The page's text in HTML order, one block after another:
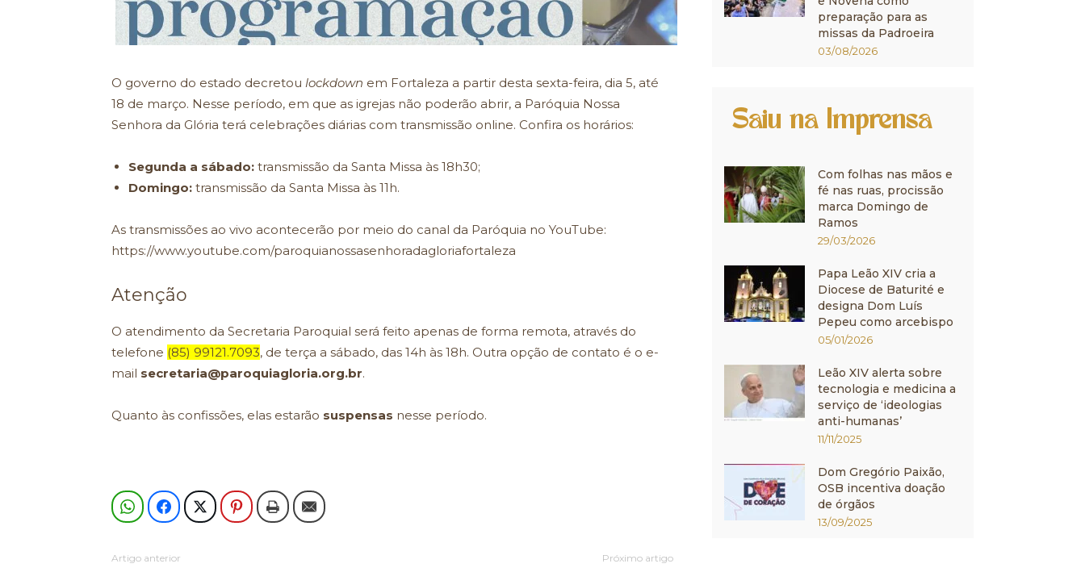
O governo do estado decretou lockdown em Fortaleza a partir desta sexta-feira, dia 5, até
18 de março. Nesse período, em que as igrejas não poderão abrir, a Paróquia Nossa
Senhora da Glória terá celebrações diárias com transmissão online. Confira os horários:
Segunda a sábado: transmissão da Santa Missa às 18h30;
Domingo: transmissão da Santa Missa às 11h.
As transmissões ao vivo acontecerão por meio do canal da Paróquia no YouTube:
https://www.youtube.com/paroquianossasenhoradagloriafortaleza
Atenção
O atendimento da Secretaria Paroquial será feito apenas de forma remota, através do
telefone (85) 99121.7093, de terça a sábado, das 14h às 18h. Outra opção de contato é o e-
mail secretaria@paroquiagloria.org.br.
Quanto às confissões, elas estarão suspensas nesse período.
Artigo anterior Próximo artigo
preparação para as
missas da Padroeira
03/08/2026
Saiu na Imprensa
Com folhas nas mãos e
fé nas ruas, procissão
marca Domingo de
Ramos
29/03/2026
Papa Leão XIV cria a
Diocese de Baturité e
designa Dom Luís
Pepeu como arcebispo
05/01/2026
Leão XIV alerta sobre
tecnologia e medicina a
serviço de ‘ideologias
anti-humanas’
11/11/2025
Dom Gregório Paixão,
OSB incentiva doação
de órgãos
13/09/2025